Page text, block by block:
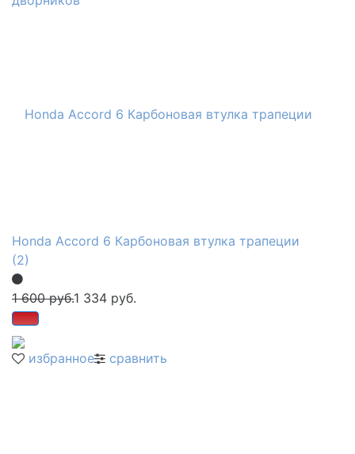
избранное сравнить
Honda Accord 6 Карбоновая втулка трапеции
(2)
1 600 руб.1 334 руб.